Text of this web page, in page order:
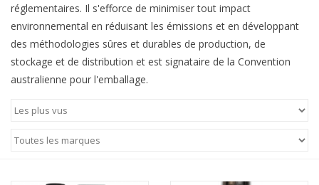
réglementaires. Il s'efforce de minimiser tout impact
environnemental en réduisant les émissions et en développant
des méthodologies sûres et durables de production, de
stockage et de distribution et est signataire de la Convention
australienne pour l'emballage.